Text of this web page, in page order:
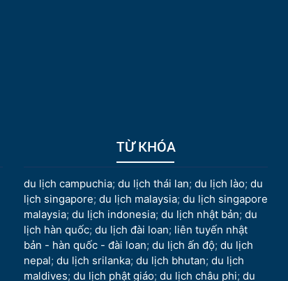
TỪ KHÓA
du lịch campuchia; du lịch thái lan; du lịch lào; du
lịch singapore; du lịch malaysia; du lịch singapore
malaysia; du lịch indonesia; du lịch nhật bản; du
lịch hàn quốc; du lịch đài loan; liên tuyến nhật
bản - hàn quốc - đài loan; du lịch ấn độ; du lịch
nepal; du lịch srilanka; du lịch bhutan; du lịch
maldives; du lịch phật giáo; du lịch châu phi; du